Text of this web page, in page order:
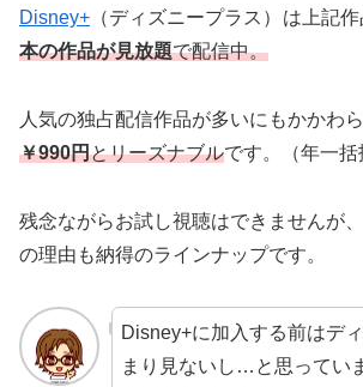
Disney+ （ディズニープラス） は上記
本の作品が見放題で配信中。
人気の独占配信作品が多いにもかかわら
￥990円とリーズナブルです。（年一
残念ながらお試し視聴はできませんが
の理由も納得のラインナップです。
Disney+に加入する前はデ
まり見ないし…と思ってい